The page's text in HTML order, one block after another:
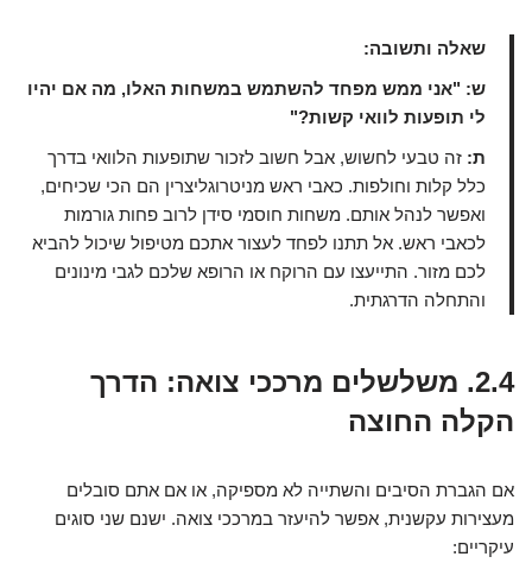
שאלה ותשובה:
ש: "אני ממש מפחד להשתמש במשחות האלו, מה אם יהיו
לי תופעות לוואי קשות?"
ת: זה טבעי לחשוש, אבל חשוב לזכור שתופעות הלוואי בדרך
כלל קלות וחולפות. כאבי ראש מניטרוגליצרין הם הכי שכיחים,
ואפשר לנהל אותם. משחות חוסמי סידן לרוב פחות גורמות
לכאבי ראש. אל תתנו לפחד לעצור אתכם מטיפול שיכול להביא
לכם מזור. התייעצו עם הרוקח או הרופא שלכם לגבי מינונים
והתחלה הדרגתית.
2.4. משלשלים מרככי צואה: הדרך
הקלה החוצה
אם הגברת הסיבים והשתייה לא מספיקה, או אם אתם סובלים
מעצירות עקשנית, אפשר להיעזר במרככי צואה. ישנם שני סוגים
עיקריים: